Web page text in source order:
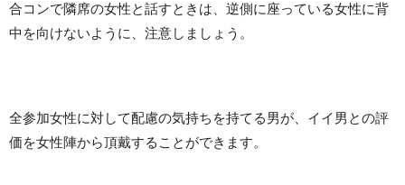
合コンで隣席の女性と話すときは、逆側に座っている女性に背
中を向けないように、注意しましょう。
全参加女性に対して配慮の気持ちを持てる男が、イイ男との評
価を女性陣から頂戴することができます。